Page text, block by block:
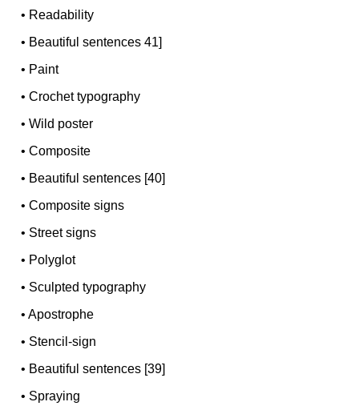
• Readability
• Beautiful sentences 41]
• Paint
•Crochet typography
•Wild poster
•Composite
• Beautiful sentences [40]
•Composite signs
• Street signs
• Polyglot
• Sculpted typography
•Apostrophe
• Stencil-sign
• Beautiful sentences [39]
• Spraying